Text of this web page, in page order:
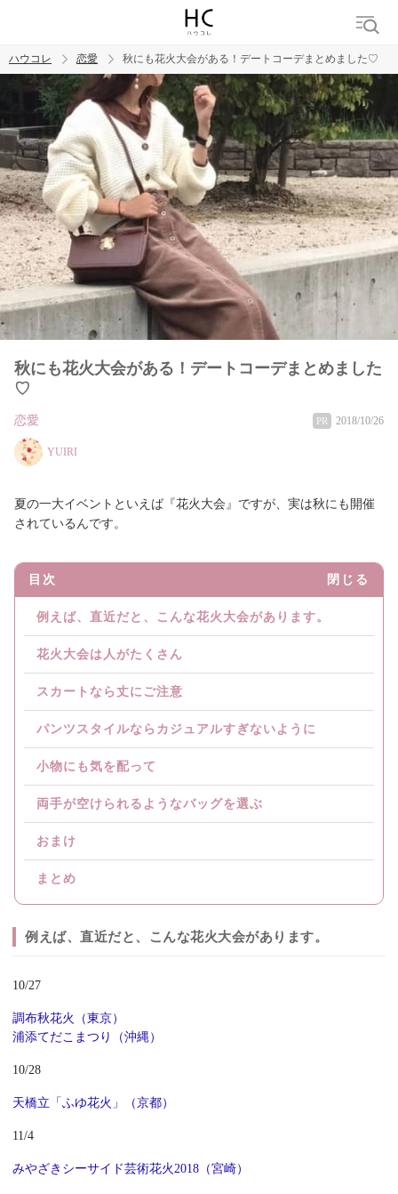
トレンド ワード
恋愛
ハウコレ 恋愛 秋にも花火大会がある！デートコーデまとめました♡
秋にも花火大会がある！デートコーデまとめました
♡
恋愛 PR 2018/10/26
YUIRI
夏の一大イベントといえば『花火大会』ですが、実は秋にも開催
されているんです。
目次 閉じる
例えば、直近だと、こんな花火大会があります。
花火大会は人がたくさん
スカートなら丈にご注意
パンツスタイルならカジュアルすぎないように
小物にも気を配って
両手が空けられるようなバッグを選ぶ
おまけ
まとめ
例えば、直近だと、こんな花火大会があります。
10/27
調布秋花火（東京）
浦添てだこまつり（沖縄）
10/28
天橋立「ふゆ花火」（京都）
11/4
みやざきシーサイド芸術花火2018（宮崎）